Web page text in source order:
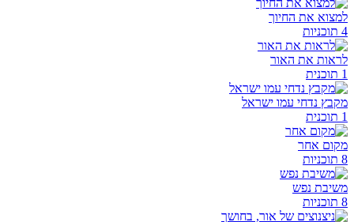
למצוא את החיוך
4 תוכניות
לראות את האור
1 תוכנית
מקבץ נדחי עמו ישראל
1 תוכנית
מקום אחר
8 תוכניות
משיבת נפש
8 תוכניות